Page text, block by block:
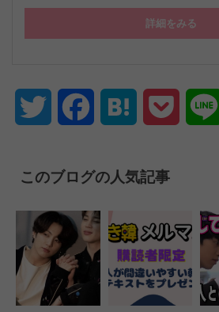
詳細をみる
Twitter FacebookHatena Pocket
このブログの人気記事